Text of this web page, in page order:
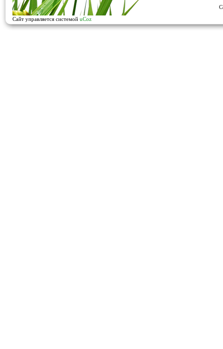
Сайт управляется системой uCoz